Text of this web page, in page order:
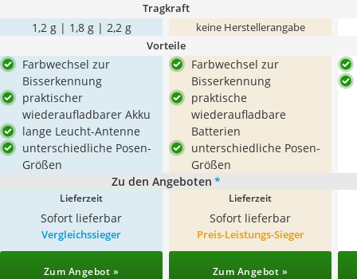
Tragkraft
1,2 g | 1,8 g | 2,2 g keine Herstellerangabe
Vorteile
Farbwechsel zur
Bisserkennung
praktischer
wiederaufladbarer Akku
lange Leucht-Antenne
unterschiedliche Posen-
Größen
Farbwechsel zur
Bisserkennung
praktische
wiederaufladbare
Batterien
unterschiedliche Posen-
Größen
Zu den Angeboten *
Lieferzeit
Sofort lieferbar
Lieferzeit
Sofort lieferbar
Vergleichssieger
Zum Angebot »
Preis-Leistungs-Sieger
Zum Angebot »